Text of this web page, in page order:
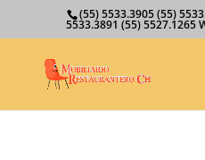
(55) 5533.3905 (55)
5533.3891 (55) 5527.1265